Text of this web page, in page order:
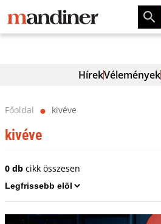
HírekVélemények
Főoldal ⬤ kivéve
kivéve
0 dbcikk összesen